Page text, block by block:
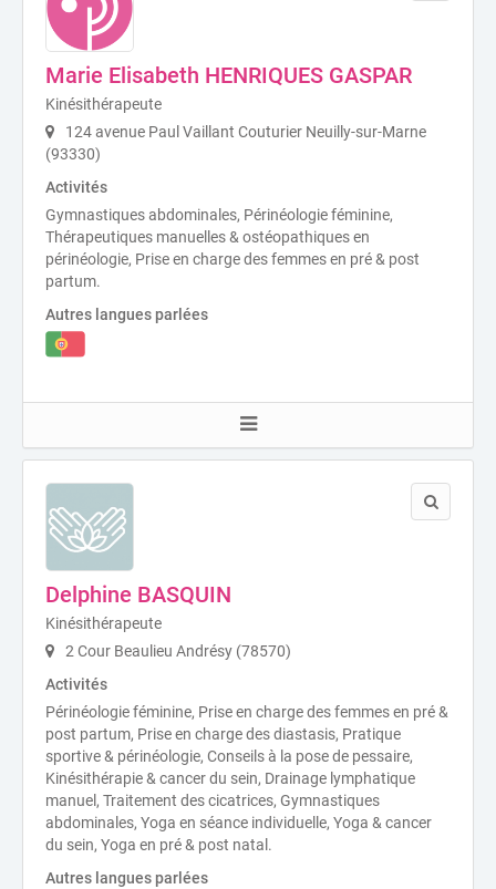
Marie Elisabeth HENRIQUES GASPAR
Kinésithérapeute
124 avenue Paul Vaillant Couturier Neuilly-sur-Marne
(93330)
Activités
Gymnastiques abdominales, Périnéologie féminine,
Thérapeutiques manuelles & ostéopathiques en
périnéologie, Prise en charge des femmes en pré & post
partum.
Autres langues parlées
Delphine BASQUIN
Kinésithérapeute
2 Cour Beaulieu Andrésy (78570)
Activités
Périnéologie féminine, Prise en charge des femmes en pré &
post partum, Prise en charge des diastasis, Pratique
sportive & périnéologie, Conseils à la pose de pessaire,
Kinésithérapie & cancer du sein, Drainage lymphatique
manuel, Traitement des cicatrices, Gymnastiques
abdominales, Yoga en séance individuelle, Yoga & cancer
du sein, Yoga en pré & post natal.
Autres langues parlées